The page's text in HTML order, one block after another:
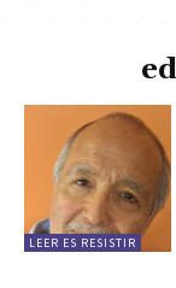
LEER ES RESISTIR